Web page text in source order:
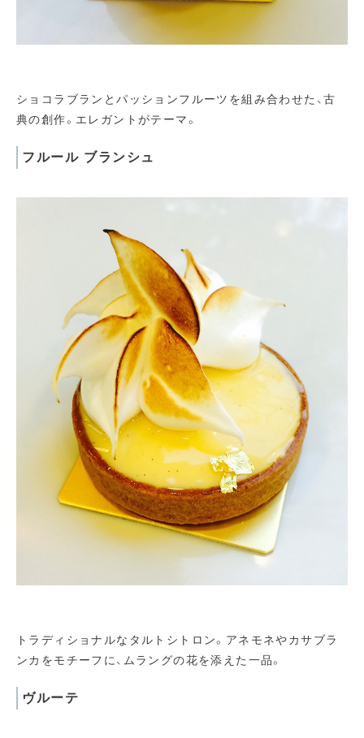
ショコラブランとパッションフルーツを組み合わせた、古
典の創作。エレガントがテーマ。
フルール ブランシュ
トラディショナルなタルトシトロン。アネモネやカサブラ
ンカをモチーフに、ムラングの花を添えた一品。
ヴルーテ